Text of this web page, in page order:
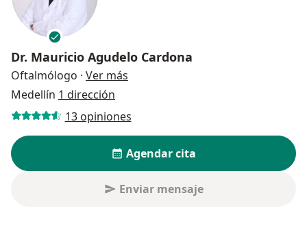
Dr. Mauricio Agudelo Cardona
Oftalmólogo · Ver más
Medellín 1 dirección
13 opiniones
Agendar cita
Enviar mensaje